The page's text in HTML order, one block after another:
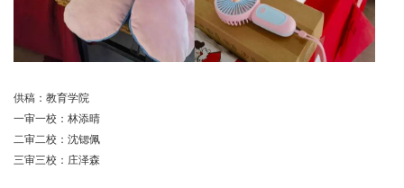
供稿：教育学院
一审一校：林添晴
二审二校：沈锶佩
三审三校：庄泽森